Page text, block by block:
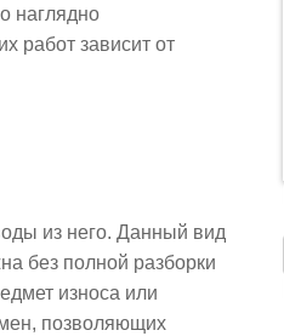
наглядно
работ зависит от
из него. Данный вид
без полной разборки
износа или
позволяющих